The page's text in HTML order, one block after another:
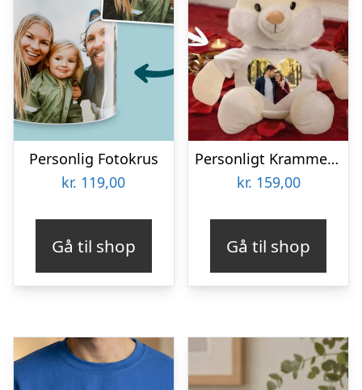
Personlig Fotokrus
kr. 119,00
Gå til shop
Personligt Krammedyr med Billede – Hjerte
kr. 159,00
Gå til shop